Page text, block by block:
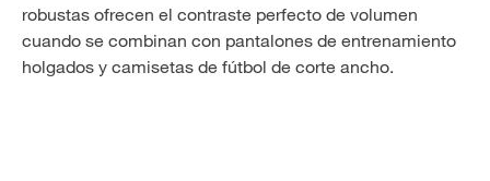
robustas ofrecen el contraste perfecto de volumen
cuando se combinan con pantalones de entrenamiento
holgados y camisetas de fútbol de corte ancho.